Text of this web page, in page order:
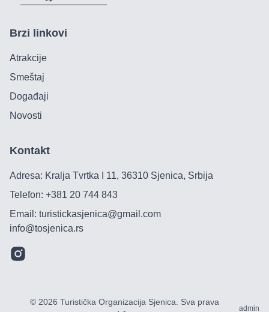
Brzi linkovi
Atrakcije
Smeštaj
Događaji
Novosti
Kontakt
Adresa: Kralja Tvrtka I 11, 36310 Sjenica, Srbija
Telefon: +381 20 744 843
Email: turistickasjenica@gmail.com
info@tosjenica.rs
© 2026 Turistička Organizacija Sjenica
Sva prava
admin